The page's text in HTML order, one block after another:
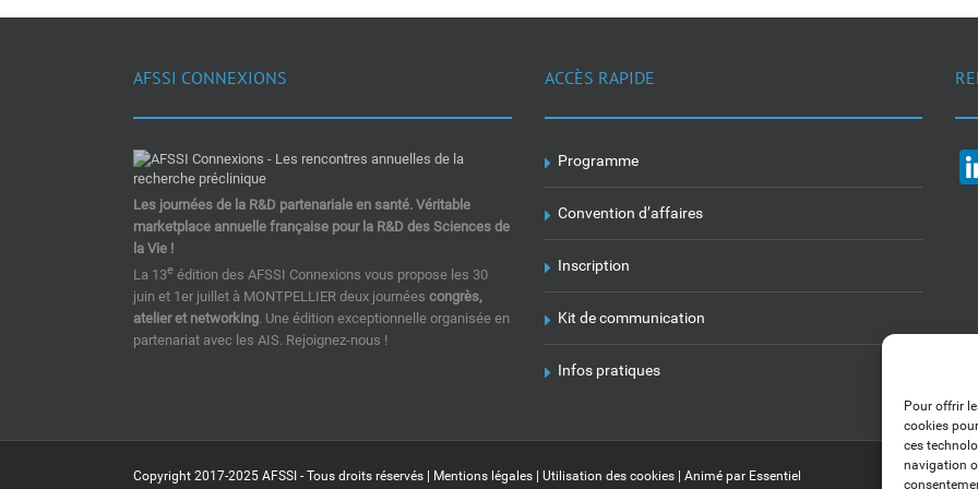
Pour offrir
cookies
ces
navigation
AFSSI CONNEXIONS
Les journées de la R&D partenariale en santé. Véritable
marketplace annuelle française pour la R&D des Sciences de
la Vie !
La 13e édition des AFSSI Connexions vous propose les 30
juin et 1er juillet à MONTPELLIER deux journées congrès,
atelier et networking. Une édition exceptionnelle organisée en
partenariat avec les AIS. Rejoignez-nous !
ACCÈS RAPIDE
Programme
Convention d’affaires
Inscription
Kit de communication
Infos pratiques
Copyright 2017-2025 AFSSI - Tous droits réservés | Mentions légales | Utilisation des cookies | Animé par Essentiel